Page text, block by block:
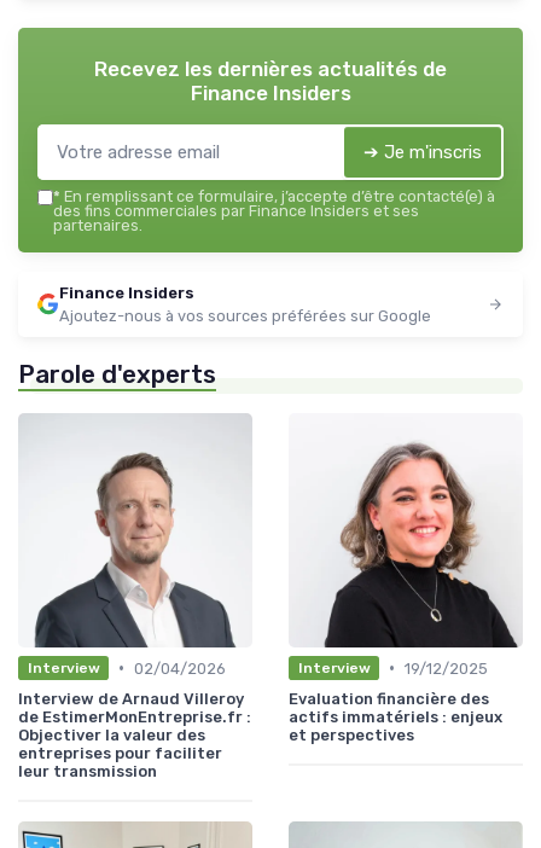
Recevez les dernières actualités de
Finance Insiders
➔ Je m'inscris
* En remplissant ce formulaire, j’accepte d’être contacté(e) à
des fins commerciales par Finance Insiders et ses
partenaires.
Finance Insiders
Ajoutez-nous à vos sources préférées sur Google
Parole d'experts
Interview • 02/04/2026
Interview de Arnaud Villeroy
de EstimerMonEntreprise.fr :
Objectiver la valeur des
entreprises pour faciliter
leur transmission
Interview • 19/12/2025
Evaluation financière des
actifs immatériels : enjeux
et perspectives